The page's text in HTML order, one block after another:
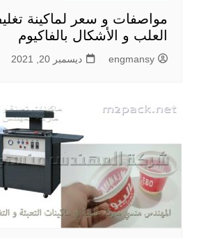
مواصفات و سعر لماكينة
العلب و الأشكال بالفاكيوم
engmansy ديسمبر 20, 2021